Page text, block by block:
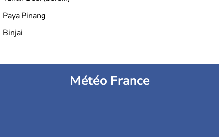
Paya Pinang
Binjai
Météo France